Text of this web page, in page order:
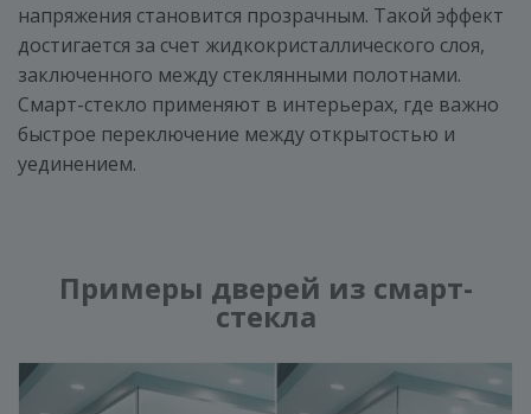
напряжения становится прозрачным. Такой эффект
достигается за счет жидкокристаллического слоя,
заключенного между стеклянными полотнами.
Смарт-стекло применяют в интерьерах, где важно
быстрое переключение между открытостью и
уединением.
Примеры дверей из смарт-
стекла